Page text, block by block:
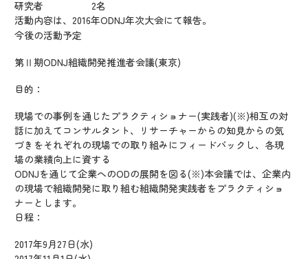
研究者 2名
活動内容は、2016年ODNJ年次大会にて報告。
今後の活動予定
第Ⅱ期ODNJ組織開発推進者会議(東京)
目的：
現場での事例を通じたプラクティショナー(実践者)(※)相互の対
話に加えてコンサルタント、リサーチャーからの知見からの気
づきをそれぞれの現場での取り組みにフィードバックし、各現
場の業績向上に資する
ODNJを通じて企業へのODの展開を図る(※)本会議では、企業内
の現場で組織開発に取り組む組織開発実践者をプラクティショ
ナーとします。
日程：
2017年9月27日(水)